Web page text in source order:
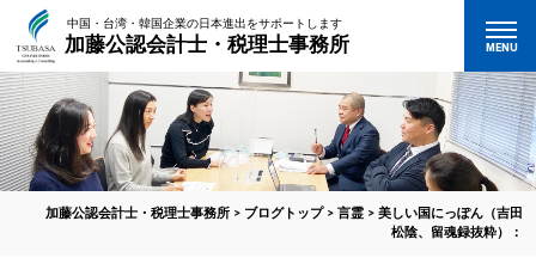
中国・台湾・韓国企業の日本進出をサポートします
加藤公認会計士・税理士事務所 MENU
加藤公認会計士・税理士事務所 > ブログトップ > 言霊 > 美しい国にっぽん（吉田
松陰、留魂録抜粋）：